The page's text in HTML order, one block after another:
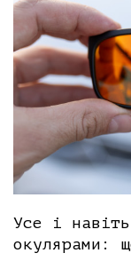
Усе і
окулярами: